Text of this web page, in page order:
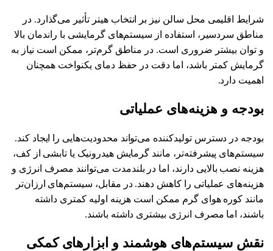
شرایط اقلیمی محل سالن نیز بر انتخاب هیتر تأثیر می‌گذارد. در
مناطق سردسیر، استفاده از سیستم‌های گرمایشی با راندمان بالا
و توان بیشتر ضروری است. در مناطق گرم‌تر، ممکن است نیاز به
گرمایش کمتر باشد، اما دقت در حفظ دمای یکنواخت همچنان
اهمیت دارد.
بودجه و هزینه‌های عملیاتی
بودجه در دسترس تولیدکننده می‌تواند محدودیت‌هایی را ایجاد کند.
سیستم‌های پیشرفته‌تر، مانند گرمایش هیدرونیک یا تابشی از کف،
هزینه نصب بالایی دارند، اما در بلندمدت می‌توانند مصرف انرژی و
هزینه‌های عملیاتی را کاهش دهند. در مقابل، سیستم‌های ارزان‌تر
مانند کوره هوای گرم ممکن است هزینه اولیه کمتری داشته
باشند، اما مصرف انرژی بیشتری داشته باشند.
نقش سیستم‌های هوشمند و ابزارهای کمکی